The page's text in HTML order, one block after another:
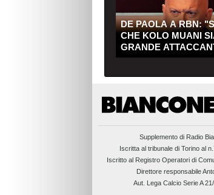
DE PAOLA A RBN:
CHE KOLO MUANI
GRANDE
Supplemento di Radio
Iscritta al tribunale di Torino al
Iscritto al Registro Operatori di
Direttore responsabile
Aut. Lega Calcio Serie A